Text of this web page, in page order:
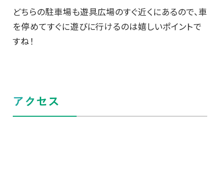
どちらの駐車場も遊具広場のすぐ近くにあるので、車
を停めてすぐに遊びに行けるのは嬉しいポイントで
すね！
アクセス